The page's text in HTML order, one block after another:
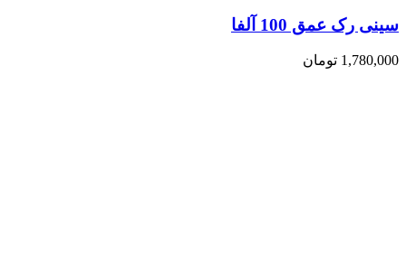
سینی رک عمق 100 آلفا
1,780,000 تومان